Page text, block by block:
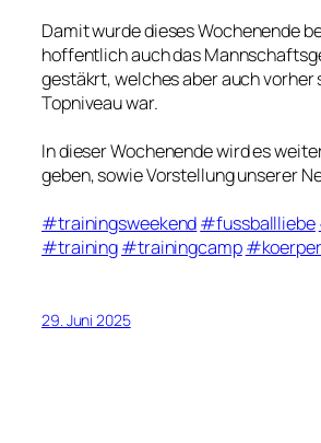
Damit wurde dieses Wochenende
hoffentlich auch das
gestäkrt, welches aber auch vorher
Topniveau war.
In dieser Wochenende wird es
geben, sowie Vorstellung unserer
#trainingsweekend#fussballliebe
#training#trainingcamp
29. Juni 2025